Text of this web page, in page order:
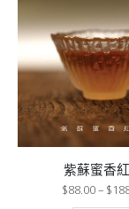
紫蘇蜜香
$88.00– $